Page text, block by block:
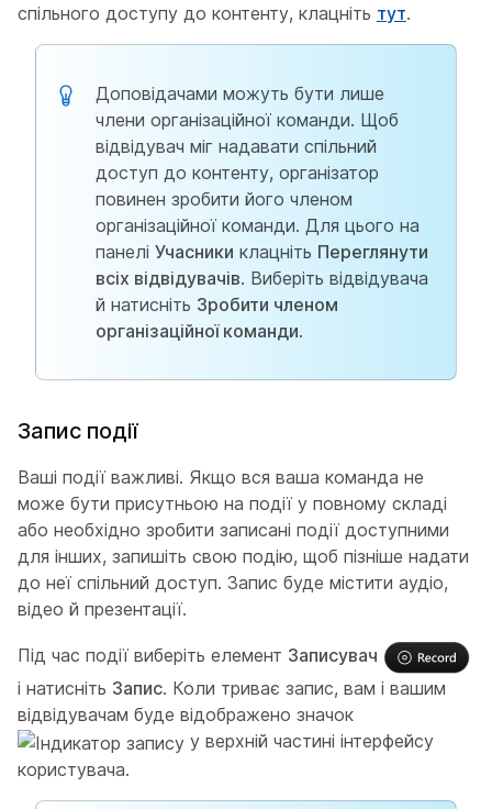
спільного доступу до контенту, клацніть тут.
Доповідачами можуть бути лише
члени організаційної команди. Щоб
відвідувач міг надавати спільний
доступ до контенту, організатор
повинен зробити його членом
організаційної команди. Для цього на
панелі Учасники клацніть Переглянути
всіх відвідувачів. Виберіть відвідувача
й натисніть Зробити членом
організаційної команди.
Запис події
Ваші події важливі. Якщо вся ваша команда не
може бути присутньою на події у повному складі
або необхідно зробити записані події доступними
для інших, запишіть свою подію, щоб пізніше надати
до неї спільний доступ. Запис буде містити аудіо,
відео й презентації.
Під час події виберіть елемент Записувач
і натисніть Запис. Коли триває запис, вам і вашим
відвідувачам буде відображено значок
у верхній частині інтерфейсу
користувача.